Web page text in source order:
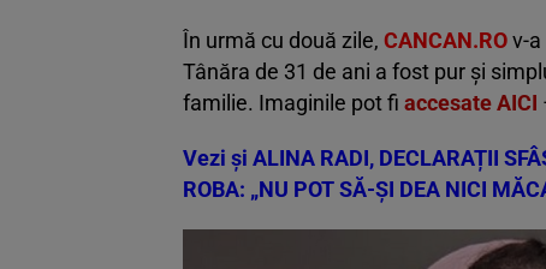
În urmă cu două zile, CANCAN.ROv-
Tânăra de 31 de ani a fost pur și
familie. Imaginile pot fi accesate AICI
Vezi și ALINA RADI, DECLARAȚII
ROBA: „NU POT SĂ-ȘI DEA NICI